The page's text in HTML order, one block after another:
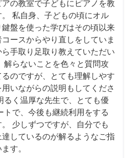
の教室で子どもにピアノを教
。 私自身、子どもの頃にオル
盤を使った学びはその頃以来
ースからやり直しをしていま
手取り足取り教えていただい
解らないことを色々と質問攻
のですが、とても理解しやす
いながらの説明もしてくださ
るく温厚な先生で、とても優
トで、今後も継続利用をする
少しずつですが、自分でも
しているのが解るようなご指
す。